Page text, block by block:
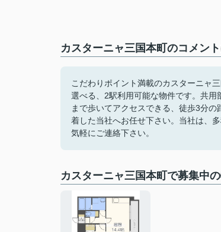
カスターニャ三国本町のコメン
こだわりポイント満載のカスターニャ
選べる、2駅利用可能な物件です。共
まで歩いてアクセスできる、徒歩3分
着した当社へお任せ下さい。当社は、
気軽にご連絡下さい。
カスターニャ三国本町で募集中